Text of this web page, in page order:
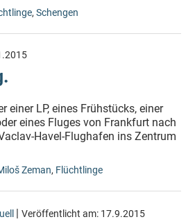
, Schengen
einer LP, eines Frühstücks, einer
eines Fluges von Frankfurt nach
Havel-Flughafen ins Zentrum
Zeman, Flüchtlinge
| Veröffentlicht am: 17.9.2015